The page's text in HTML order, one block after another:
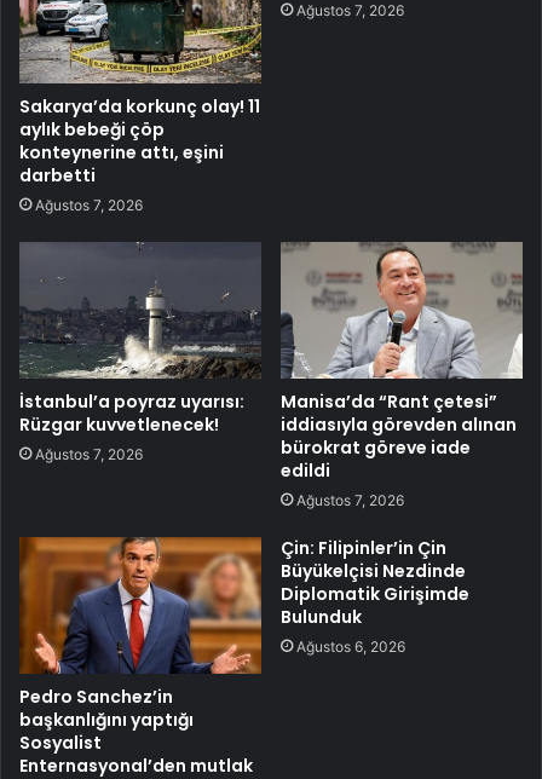
Sakarya’da korkunç olay! 11
aylık bebeği çöp
konteynerine attı, eşini
darbetti
Ağustos 7, 2026
Ağustos 7, 2026
İstanbul’a poyraz uyarısı:
Rüzgar kuvvetlenecek!
Ağustos 7, 2026
Manisa’da “Rant çetesi”
iddiasıyla görevden alınan
bürokrat göreve iade
edildi
Ağustos 7, 2026
Pedro Sanchez’in
başkanlığını yaptığı
Sosyalist
Enternasyonal’den mutlak
Çin: Filipinler’in Çin
Büyükelçisi Nezdinde
Diplomatik Girişimde
Bulunduk
Ağustos 6, 2026